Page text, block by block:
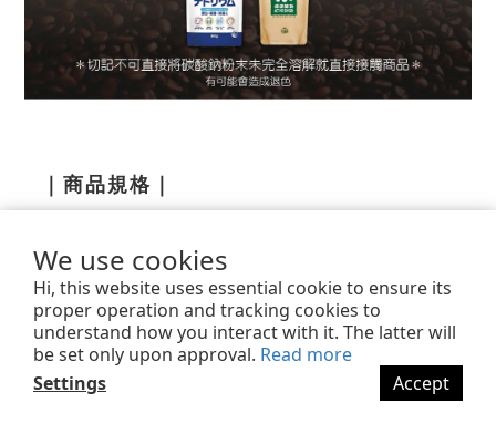
We use cookies
Hi, this website uses essential cookie to ensure its
proper operation and tracking cookies to
understand how you interact with it. The latter will
be set only upon approval. Read more
Settings
Accept
｜商品規格｜
產品內容 手沖咖啡組 + 半磅咖啡豆
規格說明
瓷器、304不鏽鋼、皮革、布包、布巾、單品咖
啡
商品容量
BUY NOW